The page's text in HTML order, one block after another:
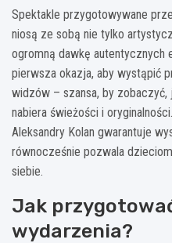
Spektakle przygotowywane
niosą ze sobą nie tylko
ogromną dawkę autentycznych
pierwsza okazja, aby wystąpić
widzów – szansa, by
nabiera świeżości i
Aleksandry Kolan gwarantuje
równocześnie pozwala
siebie.
Jak
wydarzenia?